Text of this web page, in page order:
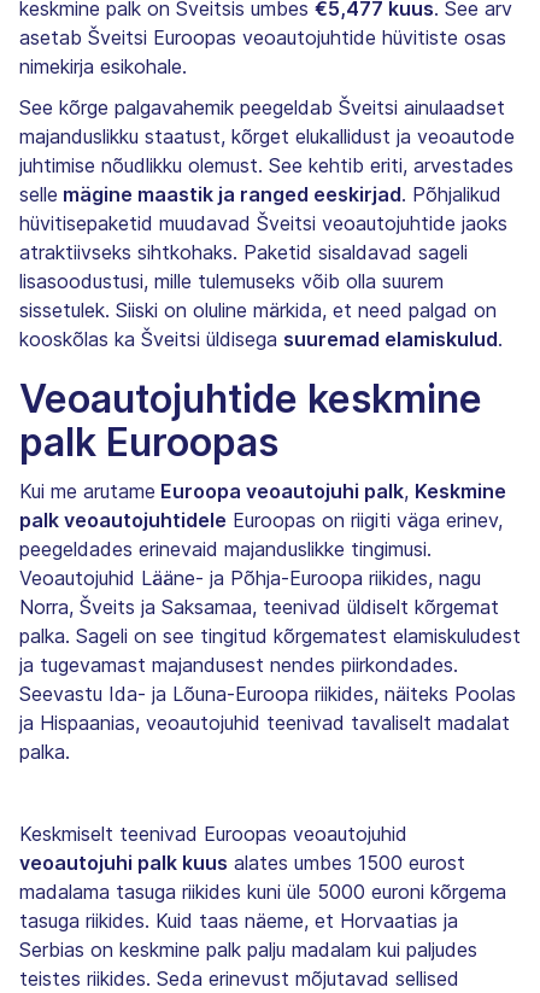
keskmine palk on Šveitsis umbes €5,477 kuus. See arv
asetab Šveitsi Euroopas veoautojuhtide hüvitiste osas
nimekirja esikohale.
See kõrge palgavahemik peegeldab Šveitsi ainulaadset
majanduslikku staatust, kõrget elukallidust ja veoautode
juhtimise nõudlikku olemust. See kehtib eriti, arvestades
selle mägine maastik ja ranged eeskirjad. Põhjalikud
hüvitisepaketid muudavad Šveitsi veoautojuhtide jaoks
atraktiivseks sihtkohaks. Paketid sisaldavad sageli
lisasoodustusi, mille tulemuseks võib olla suurem
sissetulek. Siiski on oluline märkida, et need palgad on
kooskõlas ka Šveitsi üldisega suuremad elamiskulud.
Veoautojuhtide keskmine
palk Euroopas
Kui me arutame Euroopa veoautojuhi palk, Keskmine
palk veoautojuhtidele Euroopas on riigiti väga erinev,
peegeldades erinevaid majanduslikke tingimusi.
Veoautojuhid Lääne- ja Põhja-Euroopa riikides, nagu
Norra, Šveits ja Saksamaa, teenivad üldiselt kõrgemat
palka. Sageli on see tingitud kõrgematest elamiskuludest
ja tugevamast majandusest nendes piirkondades.
Seevastu Ida- ja Lõuna-Euroopa riikides, näiteks Poolas
ja Hispaanias, veoautojuhid teenivad tavaliselt madalat
palka.
Keskmiselt teenivad Euroopas veoautojuhid
veoautojuhi palk kuus alates umbes 1500 eurost
madalama tasuga riikides kuni üle 5000 euroni kõrgema
tasuga riikides. Kuid taas näeme, et Horvaatias ja
Serbias on keskmine palk palju madalam kui paljudes
teistes riikides. Seda erinevust mõjutavad sellised